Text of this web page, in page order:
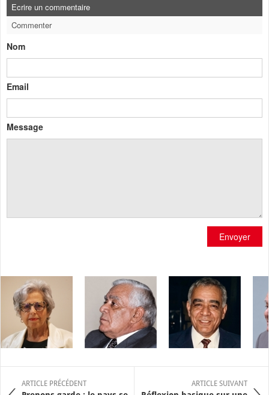
Ecrire un commentaire
Commenter
Nom
Email
Message
Envoyer
ARTICLE PRÉCÉDENT ARTICLE SUIVANT